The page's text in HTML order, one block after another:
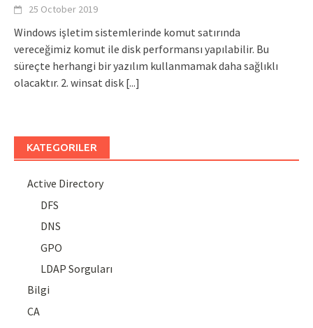
25 October 2019
Windows işletim sistemlerinde komut satırında
vereceğimiz komut ile disk performansı yapılabilir. Bu
süreçte herhangi bir yazılım kullanmamak daha sağlıklı
olacaktır. 2. winsat disk [...]
KATEGORILER
Active Directory
DFS
DNS
GPO
LDAP Sorguları
Bilgi
CA